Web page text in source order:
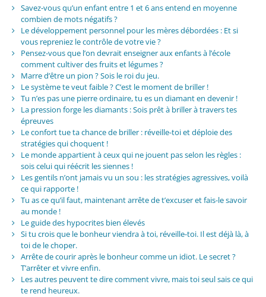
Savez-vous qu’un enfant entre 1 et 6 ans entend en moyenne
combien de mots négatifs ?
Le développement personnel pour les mères débordées : Et si
vous repreniez le contrôle de votre vie ?
Pensez-vous que l’on devrait enseigner aux enfants à l’école
comment cultiver des fruits et légumes ?
Marre d’être un pion ? Sois le roi du jeu.
Le système te veut faible ? C’est le moment de briller !
Tu n’es pas une pierre ordinaire, tu es un diamant en devenir !
La pression forge les diamants : Sois prêt à briller à travers tes
épreuves
Le confort tue ta chance de briller : réveille-toi et déploie des
stratégies qui choquent !
Le monde appartient à ceux qui ne jouent pas selon les règles :
sois celui qui réécrit les siennes !
Les gentils n’ont jamais vu un sou : les stratégies agressives, voilà
ce qui rapporte !
Tu as ce qu’il faut, maintenant arrête de t’excuser et fais-le savoir
au monde !
Le guide des hypocrites bien élevés
Si tu crois que le bonheur viendra à toi, réveille-toi. Il est déjà là, à
toi de le choper.
Arrête de courir après le bonheur comme un idiot. Le secret ?
T’arrêter et vivre enfin.
Les autres peuvent te dire comment vivre, mais toi seul sais ce qui
te rend heureux.